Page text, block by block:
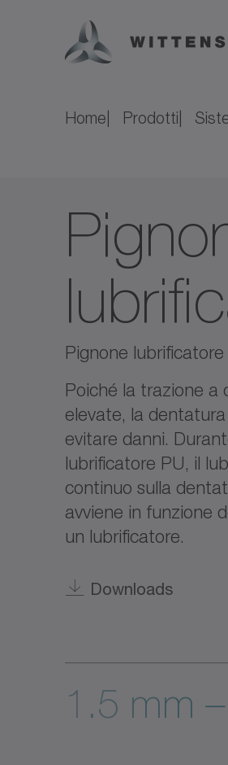
Home Prodotti
Pignone lubrificatore
Poiché la trazione a
elevate, la
evitare danni.
lubrificatore PU, il
continuo sulla
avviene in funzione
un lubrificatore.
Downloads
1.5 mm